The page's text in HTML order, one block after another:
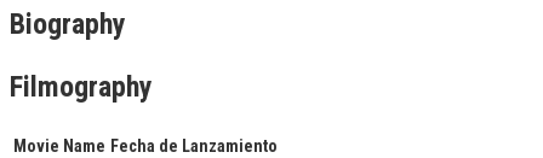
Biography
Filmography
Movie Name Fecha de Lanzamiento